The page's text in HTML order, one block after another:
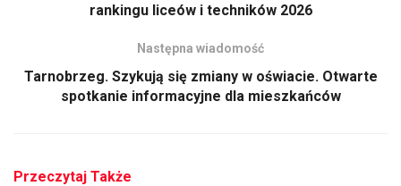
rankingu liceów i techników 2026
Następna wiadomość
Tarnobrzeg. Szykują się zmiany w oświacie. Otwarte
spotkanie informacyjne dla mieszkańców
Przeczytaj Także